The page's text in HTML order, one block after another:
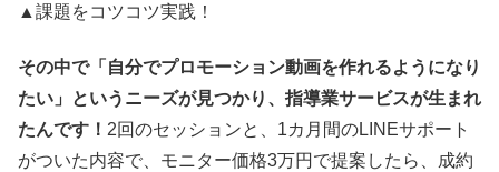
▲課題をコツコツ実践！
その中で「自分でプロモーション動画を作れるようになり
たい」というニーズが見つかり、指導業サービスが生まれ
たんです！ 2回のセッションと、1カ月間のLINEサポート
がついた内容で、モニター価格3万円で提案したら、成約